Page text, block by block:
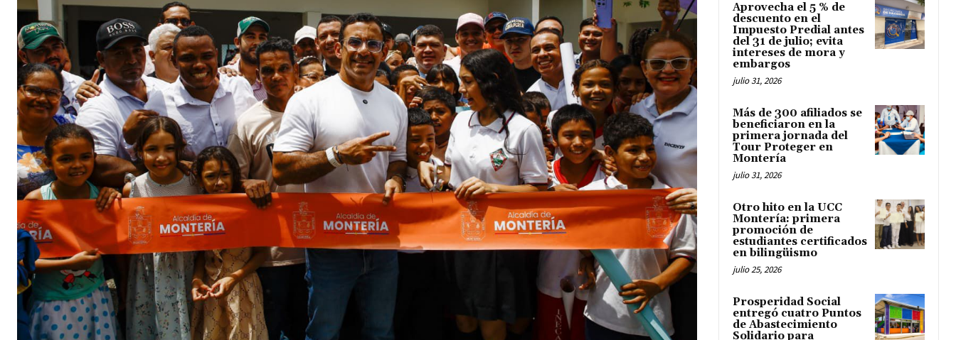
Aprovecha el 5 % de
descuento en el
Impuesto Predial antes
del 31 de julio; evita
intereses de mora y
embargos
julio 31, 2026
Más de 300 afiliados se
beneficiaron en la
primera jornada del
Tour Proteger en
Montería
julio 31, 2026
Otro hito en la UCC
Montería: primera
promoción de
estudiantes certificados
en bilingüismo
julio 25, 2026
Prosperidad Social
entregó cuatro Puntos
de Abastecimiento
Solidario para